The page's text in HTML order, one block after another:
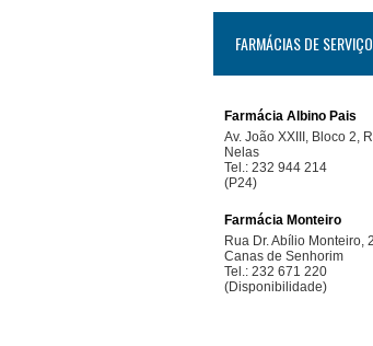
FARMÁCIAS DE SERVIÇO